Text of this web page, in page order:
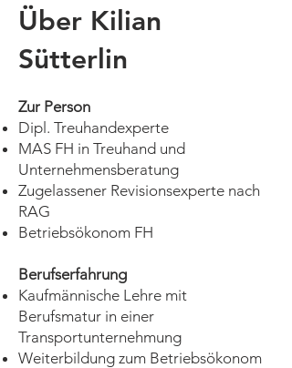
Über Kilian
Sütterlin
Zur Person
Dipl. Treuhandexperte
MAS FH in Treuhand und
Unternehmensberatung
Zugelassener Revisionsexperte nach
RAG
Betriebsökonom FH
Berufserfahrung
Kaufmännische Lehre mit
Berufsmatur in einer
Transportunternehmung
Weiterbildung zum Betriebsökonom